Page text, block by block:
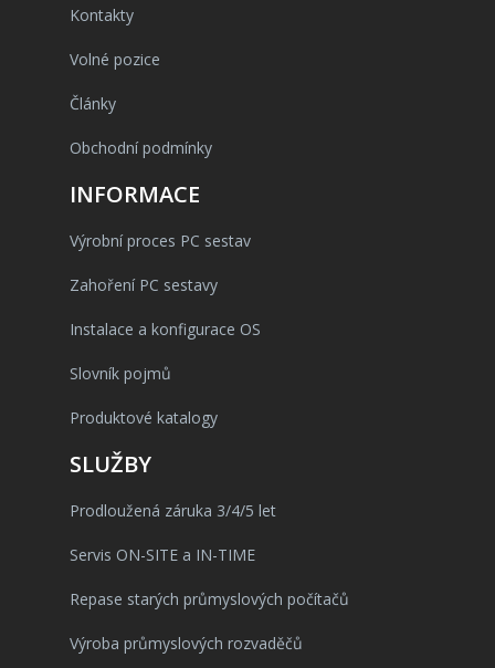
Kontakty
Volné pozice
Články
Obchodní podmínky
INFORMACE
Výrobní proces PC sestav
Zahoření PC sestavy
Instalace a konfigurace OS
Slovník pojmů
Produktové katalogy
SLUŽBY
Prodloužená záruka 3/4/5 let
Servis ON-SITE a IN-TIME
Repase starých průmyslových počítačů
Výroba průmyslových rozvaděčů